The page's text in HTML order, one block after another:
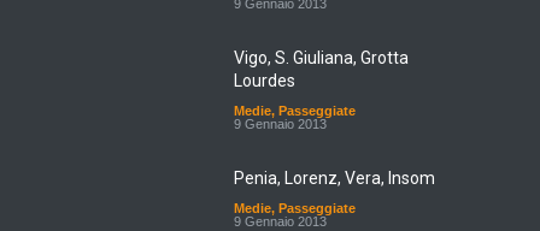
Lourdes
Medie, Passeggiate
9 Gennaio 2013
Medie,Passeggiate
9 Gennaio 2013